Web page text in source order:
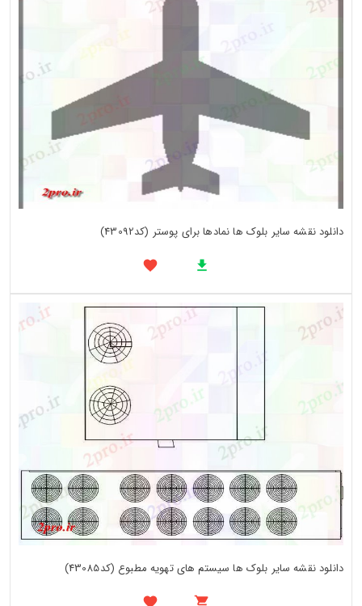
دانلود نقشه سایر بلوک ها نمادها برای پوستر (کد43092)
دانلود نقشه سایر بلوک ها سیستم های تهویه مطبوع (کد43085)